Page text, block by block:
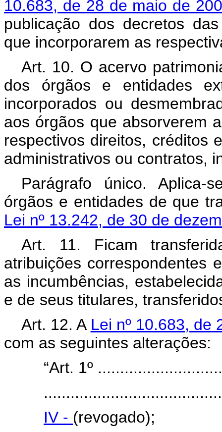
10.683, de 28 de maio de
publicação dos decretos
que incorporarem as
Art. 10. O acervo
dos órgãos e entidades
incorporados ou
aos órgãos que absorverem
respectivos direitos, créditos
administrativos ou contratos,
Parágrafo único. Aplica-
órgãos e entidades de que
Lei nº 13.242, de 30 de
Art. 11. Ficam
atribuições correspondentes
as incumbências,
e de seus titulares,
Art. 12. A Lei nº 10.683,
com as seguintes alterações:
“Art. 1º
IV - (revogado);